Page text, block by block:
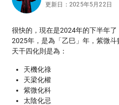
更新日：2025年5月22日
很快的，現在是2024年的下半年
2025年，是為「乙巳」年，紫微
天干四化則是為：
天機化祿
天梁化權
紫微化科
太陰化忌